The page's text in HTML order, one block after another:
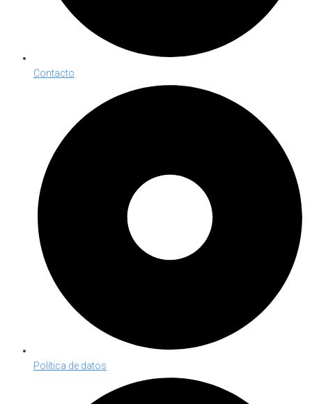
Contacto
Política de datos